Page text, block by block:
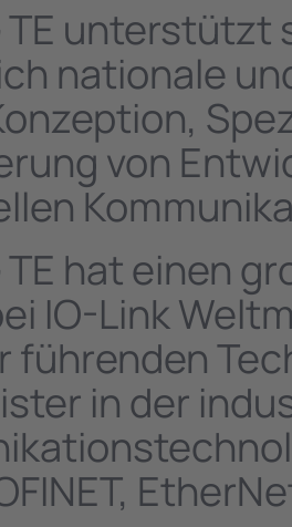
TE unterstützt
nationale
von
TE hat einen
IO-Link
führenden
in der